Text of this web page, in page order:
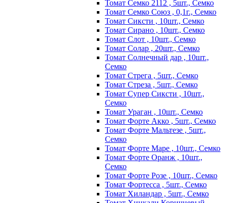
Томат Семко 2112 , 5шт., Семко
Томат Семко Союз , 0,1г., Семко
Томат Сиксти , 10шт., Семко
Томат Сирано , 10шт., Семко
Томат Слот , 10шт., Семко
Томат Солар , 20шт., Семко
Томат Солнечный дар , 10шт.,
Семко
Томат Стрега , 5шт., Семко
Томат Стреза , 5шт., Семко
Томат Супер Сиксти , 10шт.,
Семко
Томат Ураган , 10шт., Семко
Томат Форте Акко , 5шт., Семко
Томат Форте Мальтезе , 5шт.,
Семко
Томат Форте Маре , 10шт., Семко
Томат Форте Оранж , 10шт.,
Семко
Томат Форте Розе , 10шт., Семко
Томат Фортесса , 5шт., Семко
Томат Хиландар , 5шт., Семко